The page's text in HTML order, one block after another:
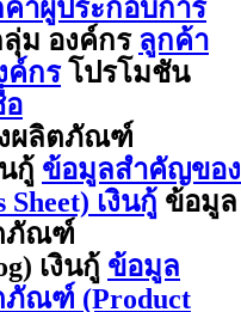
าผู้ประกอบการ
ม องค์กร ลูกค้า
ค์กร โปรโมชัน
อ
ผลิตภัณฑ์
กู้ ข้อมูลสำคัญของ
เงินกู้ ข้อมูล
ภัณฑ์
เงินกู้ ข้อมูล
ภัณฑ์ (Product